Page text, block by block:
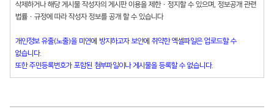
삭제하거나 해당 게시물 작성자의 게시판 이용을 제한 · 정지할 수 있으며, 정보공개 관련
법률 · 규정에 따라 작성자 정보를 공개 할 수 있습니다
개인정보 유출(노출)을 미연에 방지하고자 보안에 취약한 엑셀파일은 업로드할 수
없습니다.
또한 주민등록번호가 포함된 첨부파일이나 게시물을 등록할 수 없습니다.